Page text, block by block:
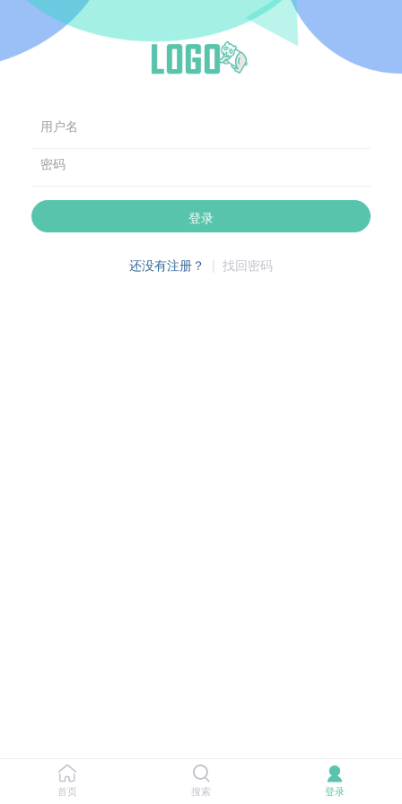
用户名
密码
登录
还没有注册？ | 找回密码
首页 搜索 登录